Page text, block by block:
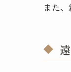
また